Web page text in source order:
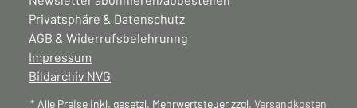
Privatsphäre & Datenschutz
AGB & Widerrufsbelehrunng
Impressum
Bildarchiv NVG
* Alle Preise inkl. gesetzl. Mehrwertsteuer zzgl. Versandkosten